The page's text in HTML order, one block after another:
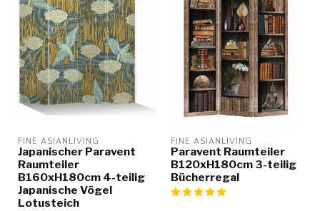
FINE ASIANLIVING
Japanischer Paravent
Raumteiler
B160xH180cm 4-teilig
Japanische Vögel
Lotusteich
FINE ASIANLIVING
Paravent Raumteiler
B120xH180cm 3-teilig
Bücherregal